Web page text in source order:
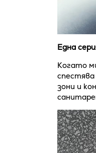
Една
Когато
спестява
зони и